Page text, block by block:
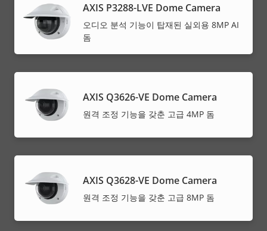
AXIS P3288-LVE Dome Camera
오디오 분석 기능이 탑재된 실외용 8MP AI
돔
AXIS Q3626-VE Dome Camera
원격 조정 기능을 갖춘 고급 4MP 돔
AXIS Q3628-VE Dome Camera
원격 조정 기능을 갖춘 고급 8MP 돔